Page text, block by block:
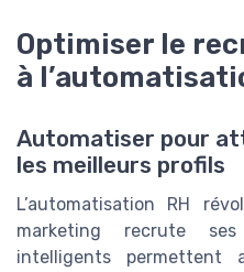
Optimiser le
à
Automatiser pour
les meilleurs profils
L’automatisation RH
marketing recrute
intelligents permettent